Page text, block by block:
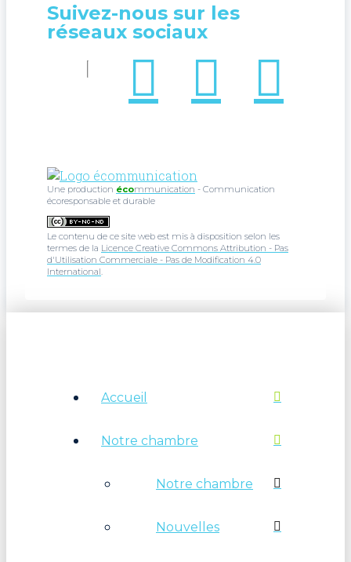
Suivez-nous sur les
réseaux sociaux
Une production écommunication - Communication
écoresponsable et durable
Le contenu de ce site web est mis à disposition selon les
termes de la Licence Creative Commons Attribution - Pas
d'Utilisation Commerciale - Pas de Modification 4.0
International.
Accueil
Notre chambre
Notre chambre
Nouvelles